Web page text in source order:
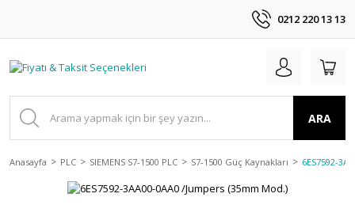
0212 220 13 13
ARA
Anasayfa PLC SIEMENS S7-1500 PLC S7-1500 Güç Kaynakları 6ES7592-